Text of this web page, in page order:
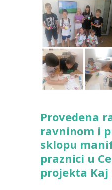
Provedena
ravninom i
sklopu
praznici u
projekta Kaj